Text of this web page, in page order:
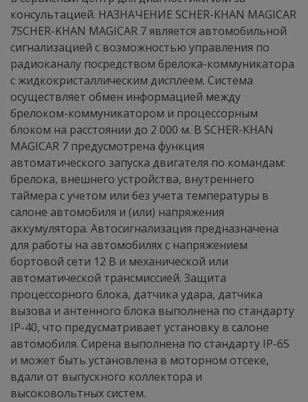
консультацией. НАЗНАЧЕНИЕ SCHER-KHAN MAGICAR
7SCHER-KHAN MAGICAR 7 является автомобильной
сигнализацией с возможностью управления по
радиоканалу посредством брелока-коммуникатора
с жидкокристаллическим дисплеем. Система
осуществляет обмен информацией между
брелоком-коммуникатором и процессорным
блоком на расстоянии до 2 000 м. В SCHER-KHAN
MAGICAR 7 предусмотрена функция
автоматического запуска двигателя по командам:
брелока, внешнего устройства, внутреннего
таймера с учетом или без учета температуры в
салоне автомобиля и (или) напряжения
аккумулятора. Автосигнализация предназначена
для работы на автомобилях с напряжением
бортовой сети 12 В и механической или
автоматической трансмиссией. Защита
процессорного блока, датчика удара, датчика
вызова и антенного блока выполнена по стандарту
IP-40, что предусматривает установку в салоне
автомобиля. Сирена выполнена по стандарту IP-65
и может быть установлена в моторном отсеке,
вдали от выпускного коллектора и
высоковольтных систем.